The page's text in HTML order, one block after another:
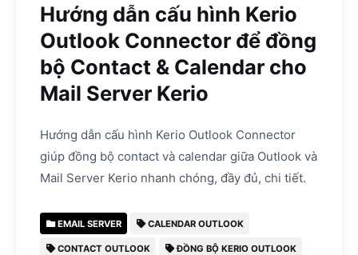
Hướng dẫn cấu hình Kerio
Outlook Connector để đồng
bộ Contact & Calendar cho
Mail Server Kerio
Hướng dẫn cấu hình Kerio Outlook Connector
giúp đồng bộ contact và calendar giữa Outlook và
Mail Server Kerio nhanh chóng, đầy đủ, chi tiết.
EMAIL SERVER CALENDAR OUTLOOK
CONTACT OUTLOOK ĐỒNG BỘ KERIO OUTLOOK